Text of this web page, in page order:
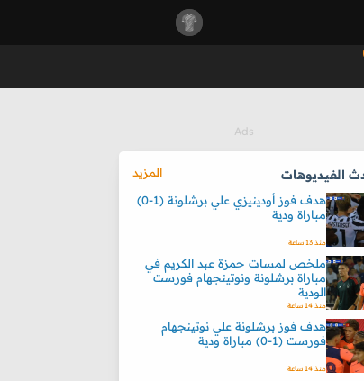
الفيديوهات
المزيد
هدف فوز أودينيزي علي برشلونة (1-0)
مباراة ودية
منذ 13 ساعة
ملخص لمسات حمزة عبد الكريم في
مباراة برشلونة ونوتينجهام فورست
الودية
منذ 14 ساعة
هدف فوز برشلونة علي نوتينجهام
فورست (1-0) مباراة ودية
منذ 14 ساعة